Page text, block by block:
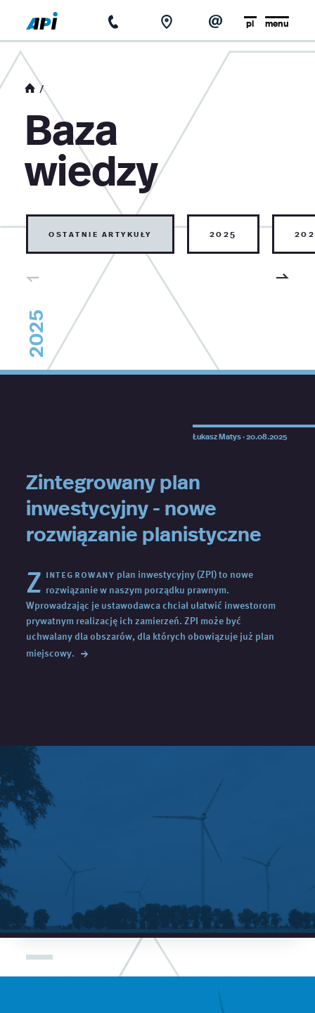
menu
pl
strona główna
aktualności
baza wiedzy
kontakt
Baza
wiedzy
ostatnie artykuły 2025
2025
Łukasz Matys ·20.08.2025
Zintegrowany plan
inwestycyjny - nowe
rozwiązanie planistyczne
Z integrowany plan inwestycyjny (ZPI) to nowe
rozwiązanie w naszym porządku prawnym.
Wprowadzając je ustawodawca chciał ułatwić inwestorom
prywatnym realizację ich zamierzeń. ZPI może być
uchwalany dla obszarów, dla których obowiązuje już plan
miejscowy. →